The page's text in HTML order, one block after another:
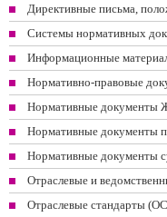
Директивные письма,
Системы нормативных
Информационные
Нормативно-правовые
Нормативные документы
Нормативные документы
Нормативные документы
Отраслевые и
Отраслевые стандарты